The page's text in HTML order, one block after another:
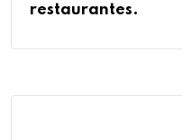
restaurantes.